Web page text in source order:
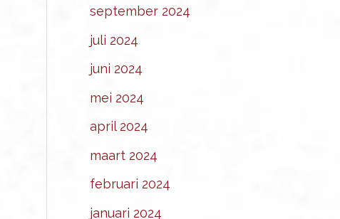
september 2024
juli 2024
juni 2024
mei 2024
april 2024
maart 2024
februari 2024
januari 2024